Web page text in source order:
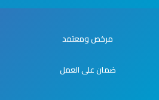
مرخص ومعتمد
ضمان على العمل